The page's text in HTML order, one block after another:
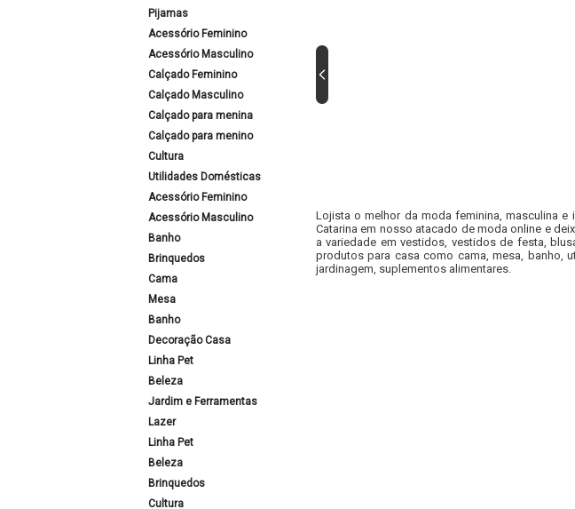
Pijamas
Acessório Feminino
Acessório Masculino
Calçado Feminino
Calçado Masculino
Calçado para menina
Calçado para menino
Cultura
Utilidades Domésticas
Acessório Feminino
Acessório Masculino
Banho
Brinquedos
Cama
Mesa
Banho
Decoração Casa
Linha Pet
Beleza
Jardim e Ferramentas
Lazer
Linha Pet
Beleza
Brinquedos
Cultura
Lojista o melhor da moda feminina, masculina
Catarina em nosso atacado de moda online e
a variedade em vestidos, vestidos de festa,
produtos para casa como cama, mesa, banho,
jardinagem, suplementos alimentares.